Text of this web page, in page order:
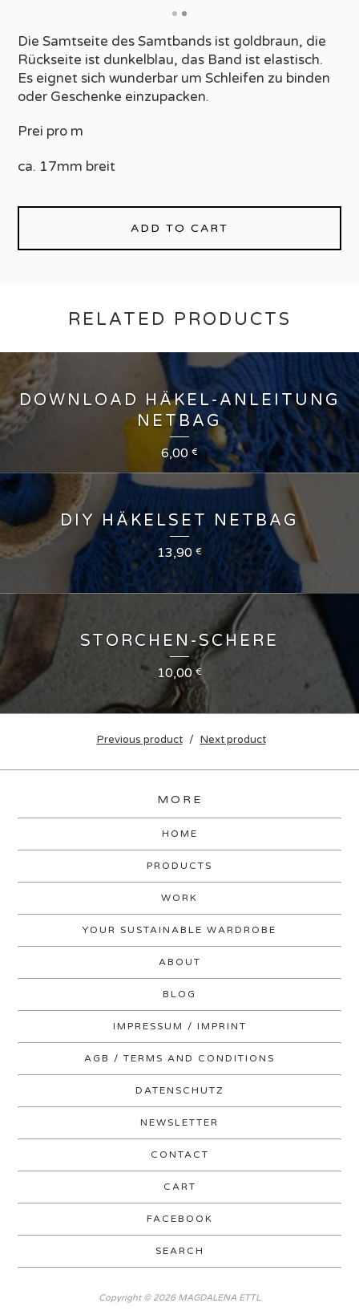
Die Samtseite des Samtbands ist goldbraun, die
Rückseite ist dunkelblau, das Band ist elastisch.
Es eignet sich wunderbar um Schleifen zu binden
oder Geschenke einzupacken.
Prei pro m
ca. 17mm breit
ADD TO CART
RELATED PRODUCTS
DOWNLOAD HÄKEL-ANLEITUNG
NETBAG
6,00 €
DIY HÄKELSET NETBAG
13,90 €
STORCHEN-SCHERE
10,00€
Previous product Next product
MORE
HOME
PRODUCTS
WORK
YOUR SUSTAINABLE WARDROBE
ABOUT
BLOG
IMPRESSUM / IMPRINT
AGB / TERMS AND CONDITIONS
DATENSCHUTZ
NEWSLETTER
CONTACT
CART
FACEBOOK
SEARCH
Copyright © 2026 MAGDALENA ETTL